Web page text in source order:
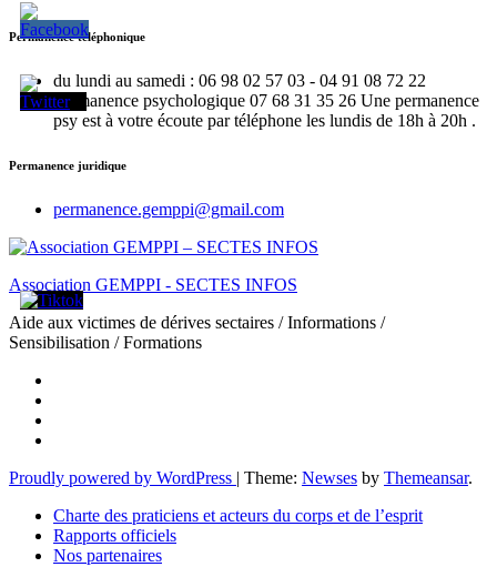
Permanence téléphonique
du lundi au samedi : 06 98 02 57 03 - 04 91 08 72 22
Permanence psychologique 07 68 31 35 26 Une permanence
psy est à votre écoute par téléphone les lundis de 18h à 20h .
Permanence juridique
permanence.gemppi@gmail.com
Association GEMPPI - SECTES INFOS
Aide aux victimes de dérives sectaires / Informations /
Sensibilisation / Formations
Proudly powered by WordPress | Theme: Newses by Themeansar.
Charte des praticiens et acteurs du corps et de l’esprit
Rapports officiels
Nos partenaires